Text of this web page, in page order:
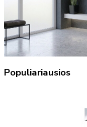
Populiariausios